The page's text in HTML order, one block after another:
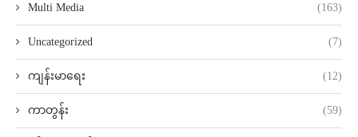
Multi Media (163)
Uncategorized (7)
ကျန်းမာရေး (12)
ကာတွန်း (59)